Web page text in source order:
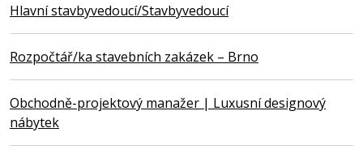
Hlavní stavbyvedoucí/Stavbyvedoucí
Rozpočtář/ka stavebních zakázek – Brno
Obchodně-projektový manažer | Luxusní designový
nábytek